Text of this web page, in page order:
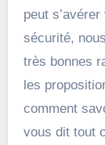
peut
sécurité,
très bonnes
les
comment
vous dit tout